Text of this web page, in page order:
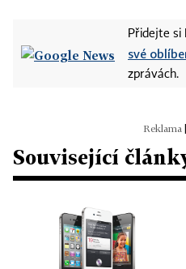
Přidejte si
své
zprávách.
Související